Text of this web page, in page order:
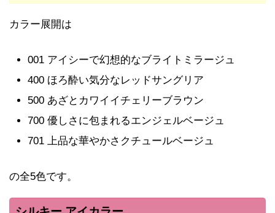
カラー展開は
001 アイシーで幻想的なブライトミラージュ
400 ほろ酔い気分なレッドサングリア
500 あざとカワイイチェリーブラウン
700 優しさに包まれるエンジェルベージュ
701 上品な華やかさクチュールベージュ
の全5色です。